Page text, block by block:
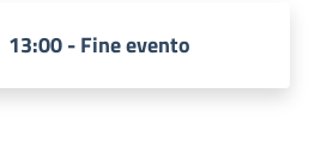
13:00 - Fine evento